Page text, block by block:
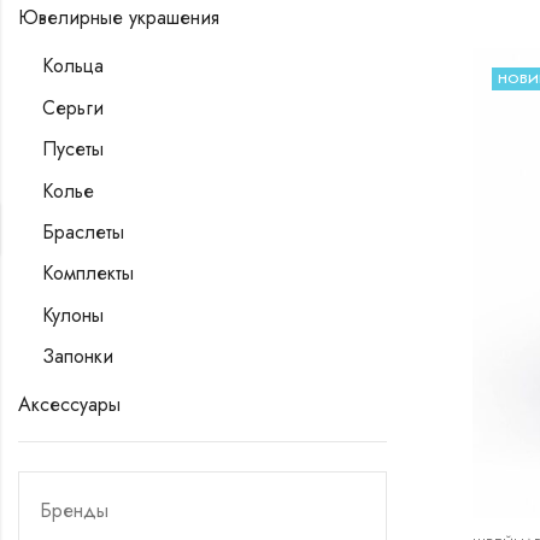
Ювелирные украшения
Кольца
Серьги
Пусеты
Колье
Браслеты
Комплекты
Кулоны
Запонки
Аксессуары